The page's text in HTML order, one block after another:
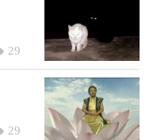
29
29